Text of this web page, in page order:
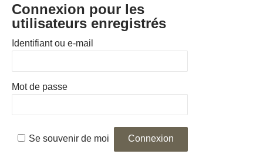
Connexion pour les
utilisateurs enregistrés
Identifiant ou e-mail
Mot de passe
Se souvenir de moi